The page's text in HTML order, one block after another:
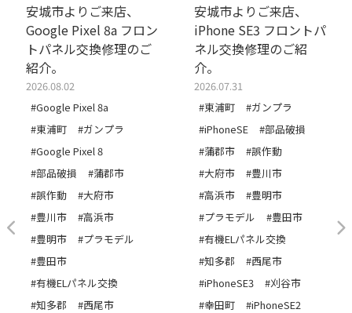
安城市よりご来店、
Google Pixel 8a フロン
トパネル交換修理のご
紹介。
2026.08.02
#Google Pixel 8a
#東浦町
#ガンプラ
#Google Pixel 8
#部品破損
#蒲郡市
#誤作動
#大府市
#豊川市
#高浜市
#豊明市
#プラモデル
#豊田市
#有機ELパネル交換
#知多郡
#西尾市
安城市よりご来店、
iPhone SE3 フロントパ
ネル交換修理のご紹
介。
2026.07.31
#東浦町
#ガンプラ
#iPhoneSE
#部品破損
#蒲郡市
#誤作動
#大府市
#豊川市
#高浜市
#豊明市
#プラモデル
#豊田市
#有機ELパネル交換
#知多郡
#西尾市
#iPhoneSE3
#刈谷市
#幸田町
#iPhoneSE2